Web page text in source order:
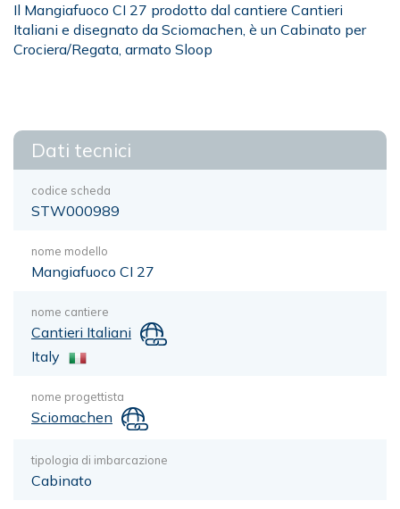
Il Mangiafuoco CI 27 prodotto dal cantiere Cantieri
Italiani e disegnato da Sciomachen, è un Cabinato per
Crociera/Regata, armato Sloop
Dati tecnici
codice scheda
STW000989
nome modello
Mangiafuoco CI 27
nome cantiere
Cantieri Italiani
Italy
nome progettista
Sciomachen
tipologia di imbarcazione
Cabinato